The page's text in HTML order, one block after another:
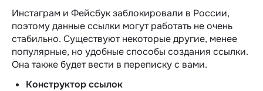
Инстаграм и Фейсбук заблокировали в России,
поэтому данные ссылки могут работать не очень
стабильно. Существуют некоторые другие, менее
популярные, но удобные способы создания ссылки.
Она также будет вести в переписку с вами.
Конструктор ссылок